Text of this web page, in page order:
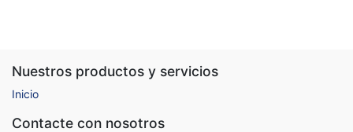
Nuestros productos y servicios
Inicio
Contacte con nosotros